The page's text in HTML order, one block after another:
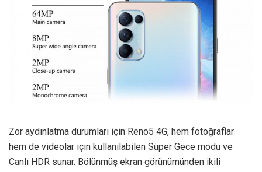
Zor aydınlatma durumları için Reno5 4G, hem fotoğraflar
hem de videolar için kullanılabilen Süper Gece modu ve
Canlı HDR sunar. Bölünmüş ekran görünümünden ikili